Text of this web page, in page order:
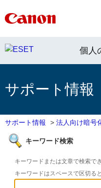
個人
サポート情
サポート情報 > 法人向け暗号
キーワード検索
キーワードまたは文章で検索で
キーワードはスペースで区切る